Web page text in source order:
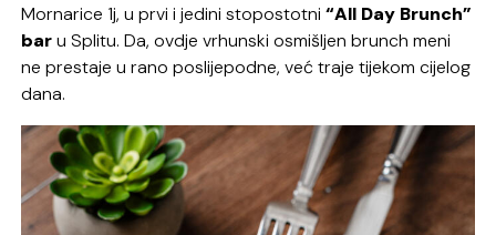
Mornarice 1j, u prvi i jedini stopostotni “All Day Brunch”
baru Splitu. Da, ovdje vrhunski osmišljen brunch meni
ne prestaje u rano poslijepodne, već traje tijekom cijelog
dana.